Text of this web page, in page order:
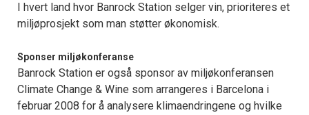
I hvert land hvor Banrock Station selger vin, prioriteres et
miljøprosjekt som man støtter økonomisk.
Sponser miljøkonferanse
Banrock Station er også sponsor av miljøkonferansen
Climate Change & Wine som arrangeres i Barcelona i
februar 2008 for å analysere klimaendringene og hvilke